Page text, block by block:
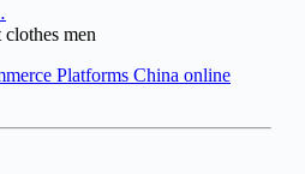
clothes men
Platforms China online